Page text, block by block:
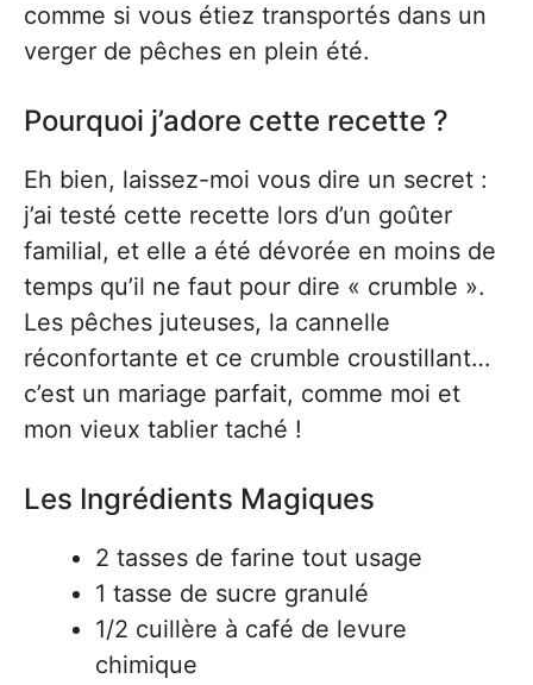
comme si vous étiez transportés dans un
verger de pêches en plein été.
Pourquoi j’adore cette recette ?
Eh bien, laissez-moi vous dire un secret :
j’ai testé cette recette lors d’un goûter
familial, et elle a été dévorée en moins de
temps qu’il ne faut pour dire « crumble ».
Les pêches juteuses, la cannelle
réconfortante et ce crumble croustillant…
c’est un mariage parfait, comme moi et
mon vieux tablier taché !
Les Ingrédients Magiques
2 tasses de farine tout usage
1 tasse de sucre granulé
1/2 cuillère à café de levure
chimique